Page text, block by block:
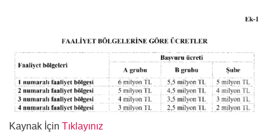
Kaynak İçin Tıklayınız